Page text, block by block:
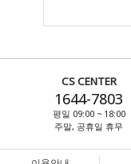
CS CENTER
1644-7803
평일 09:00 ~ 18:00
주말, 공휴일 휴무